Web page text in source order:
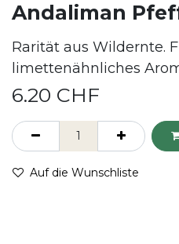
Andaliman
Rarität aus Wildernte.
limettenähnliches
6.20 CHF
Auf die Wunschliste